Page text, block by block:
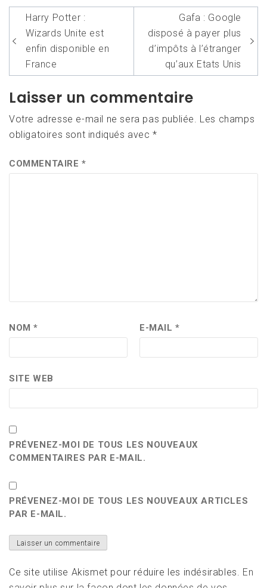
Navigation
de
l’article
Harry Potter :
Wizards Unite est
enfin disponible en
France
Gafa : Google
disposé à payer plus
d’impôts à l’étranger
qu’aux Etats Unis
Laisser un commentaire
Votre adresse e-mail ne sera pas publiée.
Les champs
obligatoires sont indiqués avec*
COMMENTAIRE*
NOM* E-MAIL*
SITE WEB
PRÉVENEZ-MOI DE TOUS LES NOUVEAUX
COMMENTAIRES PAR E-MAIL.
PRÉVENEZ-MOI DE TOUS LES NOUVEAUX ARTICLES
PAR E-MAIL.
Ce site utilise Akismet pour réduire les indésirables. En